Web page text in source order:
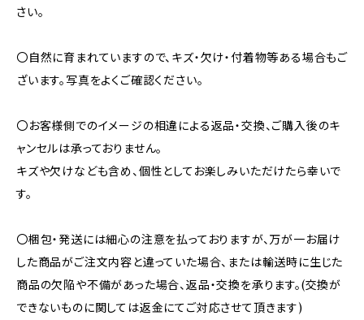
さい。
〇自然に育まれていますので、キズ・欠け・付着物等ある場合もご
ざいます。写真をよくご確認ください。
〇お客様側でのイメージの相違による返品・交換、ご購入後のキ
ャンセルは承っておりません。
キズや欠けなども含め、個性としてお楽しみいただけたら幸いで
す。
〇梱包・発送には細心の注意を払っておりますが、万が一お届け
した商品がご注文内容と違っていた場合、または輸送時に生じた
商品の欠陥や不備があった場合、返品・交換を承ります。(交換が
できないものに関しては返金にてご対応させて頂きます)